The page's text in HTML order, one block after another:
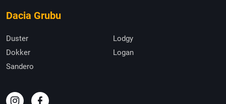
Dacia Grubu
Duster
Lodgy
Dokker
Logan
Sandero